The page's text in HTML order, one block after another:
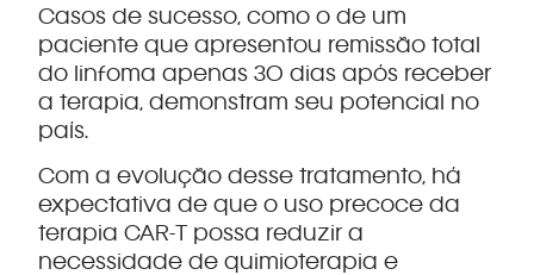
Casos de sucesso, como o de um
paciente que apresentou remissão total
do linfoma apenas 30 dias após receber
a terapia, demonstram seu potencial no
país.
Com a evolução desse tratamento, há
expectativa de que o uso precoce da
terapia CAR-T possa reduzir a
necessidade de quimioterapia e